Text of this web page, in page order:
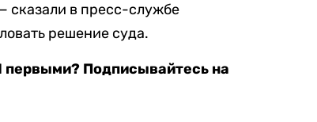
сказали в пресс-службе
решение суда.
первыми? Подписывайтесь на